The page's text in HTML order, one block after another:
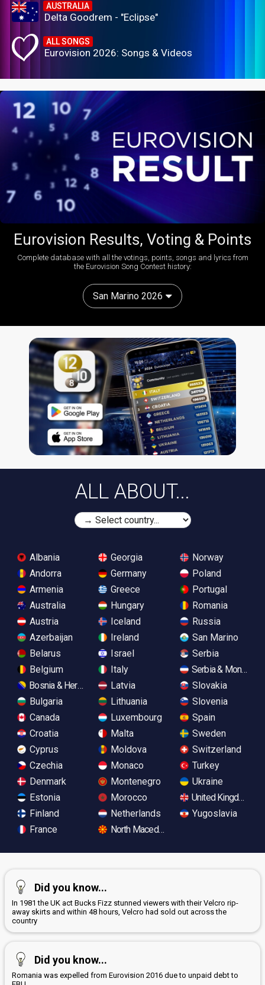
AUSTRALIA
Delta Goodrem - "Eclipse"
ALL SONGS
Eurovision 2026: Songs & Videos
Eurovision Results, Voting & Points
Complete database with all the votings, points, songs and lyrics from
the Eurovision Song Contest history:
San Marino 2026
ALL ABOUT...
Albania
Andorra
Armenia
Australia
Austria
Azerbaijan
Belarus
Belgium
Bosnia & Herzegovina
Bulgaria
Canada
Croatia
Cyprus
Czechia
Denmark
Estonia
Finland
France
Georgia
Germany
Greece
Hungary
Iceland
Ireland
Israel
Italy
Latvia
Lithuania
Luxembourg
Malta
Moldova
Monaco
Montenegro
Morocco
Netherlands
North Macedonia
Norway
Poland
Portugal
Romania
Russia
San Marino
Serbia
Serbia &
Slovakia
Slovenia
Spain
Sweden
Switzerland
Turkey
Ukraine
United Kingdom
Yugoslavia
Did you know...
In 1981 the UK act Bucks Fizz stunned viewers with their Velcro rip-
away skirts and within 48 hours, Velcro had sold out across the
country
Did you know...
Romania was expelled from Eurovision 2016 due to unpaid debt to